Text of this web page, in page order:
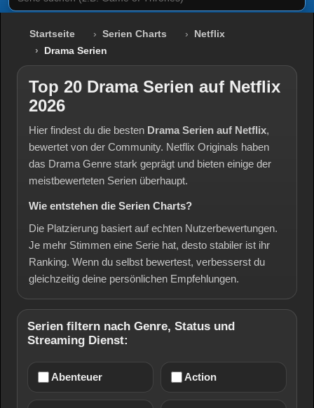
Startseite Serien Charts
Netflix
Drama Serien
Top 20 Drama Serien auf Netflix
2026
Hier findest du die besten Drama Serien auf Netflix,
bewertet von der Community. Netflix Originals haben
das Drama Genre stark geprägt und bieten einige der
meistbewerteten Serien überhaupt.
Wie entstehen die Serien Charts?
Die Platzierung basiert auf echten Nutzerbewertungen.
Je mehr Stimmen eine Serie hat, desto stabiler ist ihr
Ranking. Wenn du selbst bewertest, verbesserst du
gleichzeitig deine persönlichen Empfehlungen.
Serien filtern nach Genre, Status und
Streaming Dienst:
Abenteuer Action